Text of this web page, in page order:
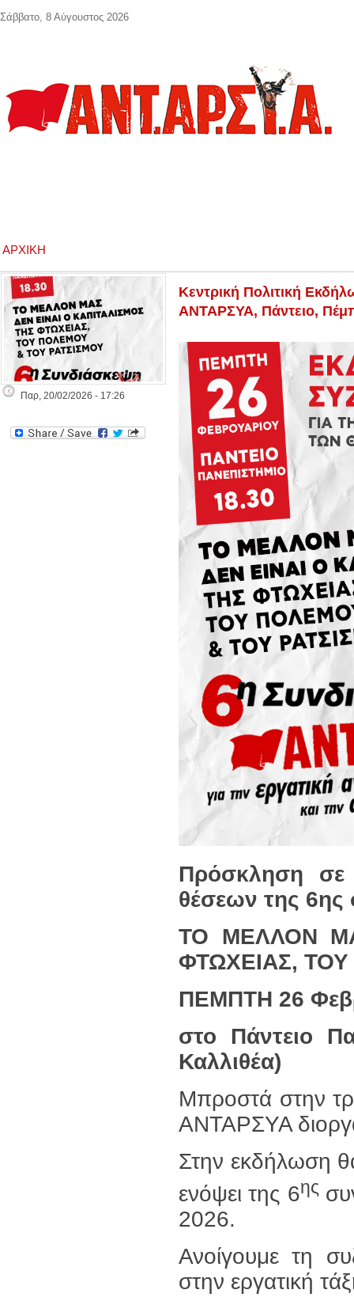
ΑΡΧΙΚΉ
Παρ, 20/02/2026 - 17:26
Κεντρική Πολιτική
ΑΝΤΑΡΣΥΑ, Πάντειο,
Πρόσκληση
θέσεων της
ΤΟ ΜΕΛΛΟΝ
ΦΤΩΧΕΙΑΣ,
ΠΕΜΠΤΗ 26
στο Πάντειο
Καλλιθέα)
Μπροστά στην
ΑΝΤΑΡΣΥΑ
Στην εκδήλωση
ενόψει της 6ης
2026.
Ανοίγουμε τη
στην εργατική
Σάββατο, 8 Αύγουστος 2026